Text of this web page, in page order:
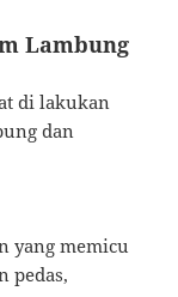
Lambung
di lakukan
dan
yang memicu
pedas,